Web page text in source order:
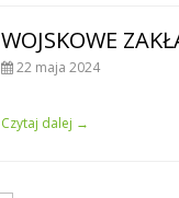
WOJSKOWE
22 maja 2024
Czytaj dalej →